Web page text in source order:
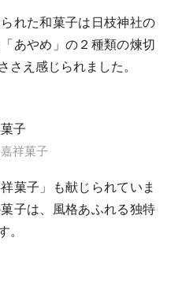
れた和菓子は日枝神社の
あやめ」の２種類の煉切
さえ感じられました。
祥菓子
菓子」も献じられていま
子は、風格あふれる独特
。